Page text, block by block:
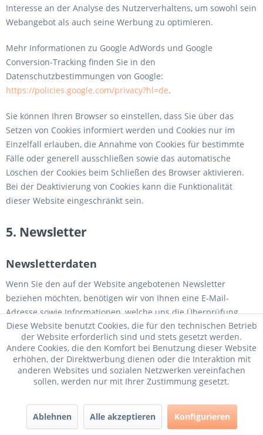
Interesse an der Analyse des Nutzerverhaltens, um sowohl sein
Webangebot als auch seine Werbung zu optimieren.
Mehr Informationen zu Google AdWords und Google
Conversion-Tracking finden Sie in den
Datenschutzbestimmungen von Google:
https://policies.google.com/privacy?hl=de.
Sie können Ihren Browser so einstellen, dass Sie über das
Setzen von Cookies informiert werden und Cookies nur im
Einzelfall erlauben, die Annahme von Cookies für bestimmte
Fälle oder generell ausschließen sowie das automatische
Löschen der Cookies beim Schließen des Browser aktivieren.
Bei der Deaktivierung von Cookies kann die Funktionalität
dieser Website eingeschränkt sein.
5. Newsletter
Newsletterdaten
Wenn Sie den auf der Website angebotenen Newsletter
beziehen möchten, benötigen wir von Ihnen eine E-Mail-
Adresse sowie Informationen, welche uns die Überprüfung
gestatten, dass Sie der Inhaber der angegebenen E-Mail-
Adresse sind und mit dem Empfang des Newsletters
einverstanden sind. Weitere Daten werden nicht bzw. nur auf
freiwilliger Basis erhoben. Diese Daten verwenden wir
ausschließlich für den Versand der angeforderten
Die Verarbeitung der in das Newsletteranmeldeformular
Diese Website benutzt Cookies, die für den technischen Betrieb
der Website erforderlich sind und stets gesetzt werden.
Andere Cookies, die den Komfort bei Benutzung dieser Website
erhöhen, der Direktwerbung dienen oder die Interaktion mit
anderen Websites und sozialen Netzwerken vereinfachen
sollen, werden nur mit Ihrer Zustimmung gesetzt.
Ablehnen Alle akzeptieren Konfigurieren